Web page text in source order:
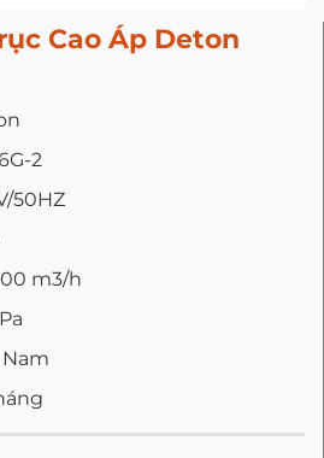
Cao Áp Deton
2
50HZ
m3/h